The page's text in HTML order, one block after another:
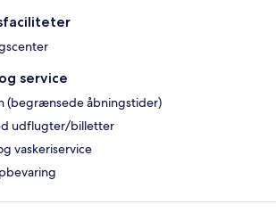
service
(begrænsede åbningstider)
udflugter/billetter
vaskeriservice